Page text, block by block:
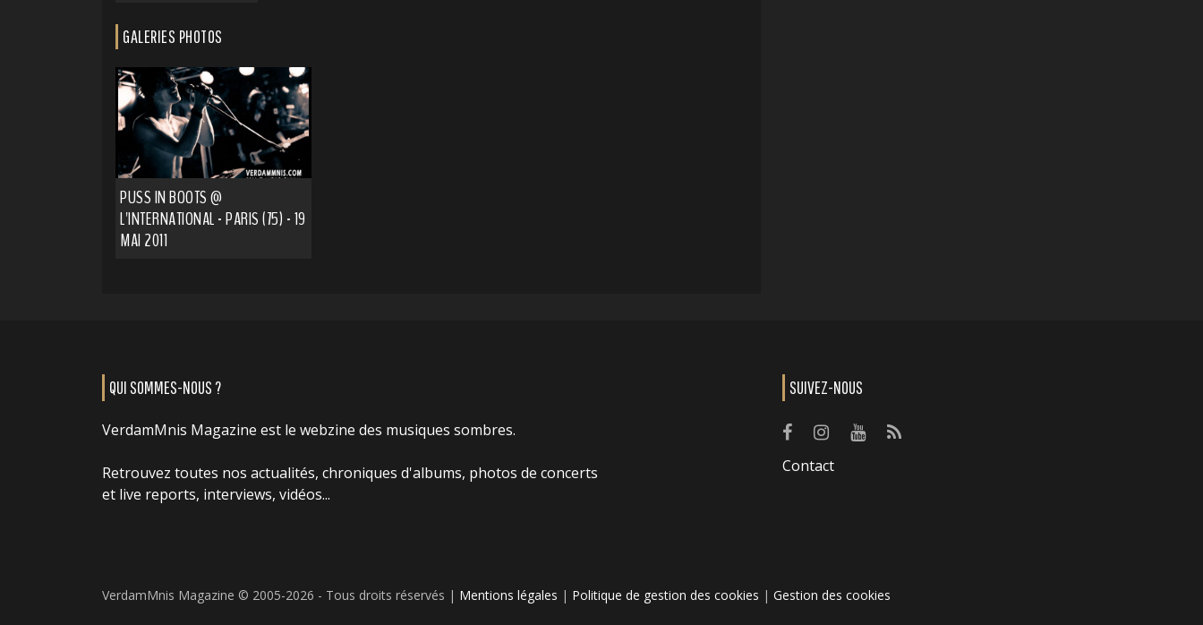
GALERIES PHOTOS
PUSS IN BOOTS @
L'INTERNATIONAL - PARIS (75) - 19
MAI 2011
QUI SOMMES-NOUS ?
VerdamMnis Magazine est le webzine des musiques sombres.
Retrouvez toutes nos actualités, chroniques d'albums, photos de concerts
et live reports, interviews, vidéos...
SUIVEZ-NOUS
Contact
VerdamMnis Magazine © 2005-2026 - Tous droits réservés | Mentions légales | Politique de gestion des cookies | Gestion des cookies